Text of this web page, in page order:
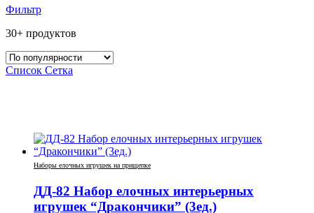
Фильтр
30+ продуктов
Список Сетка
Наборы елочных игрушек на прищепке
ДД-82 Набор елочных интерьерных
игрушек “Дракончики” (3ед.)